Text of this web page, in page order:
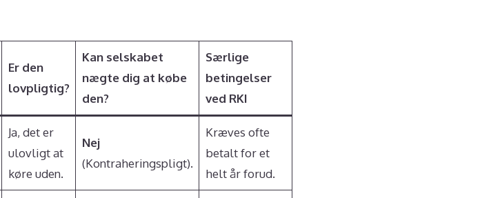
Er den
lovpligtig?
Kan selskabet
nægte dig at købe
den?
Særlige
betingelser
ved RKI
Ja, det er
ulovligt at
køre uden.
Nej
(Kontraheringspligt).
Kræves ofte
betalt for et
helt år forud.